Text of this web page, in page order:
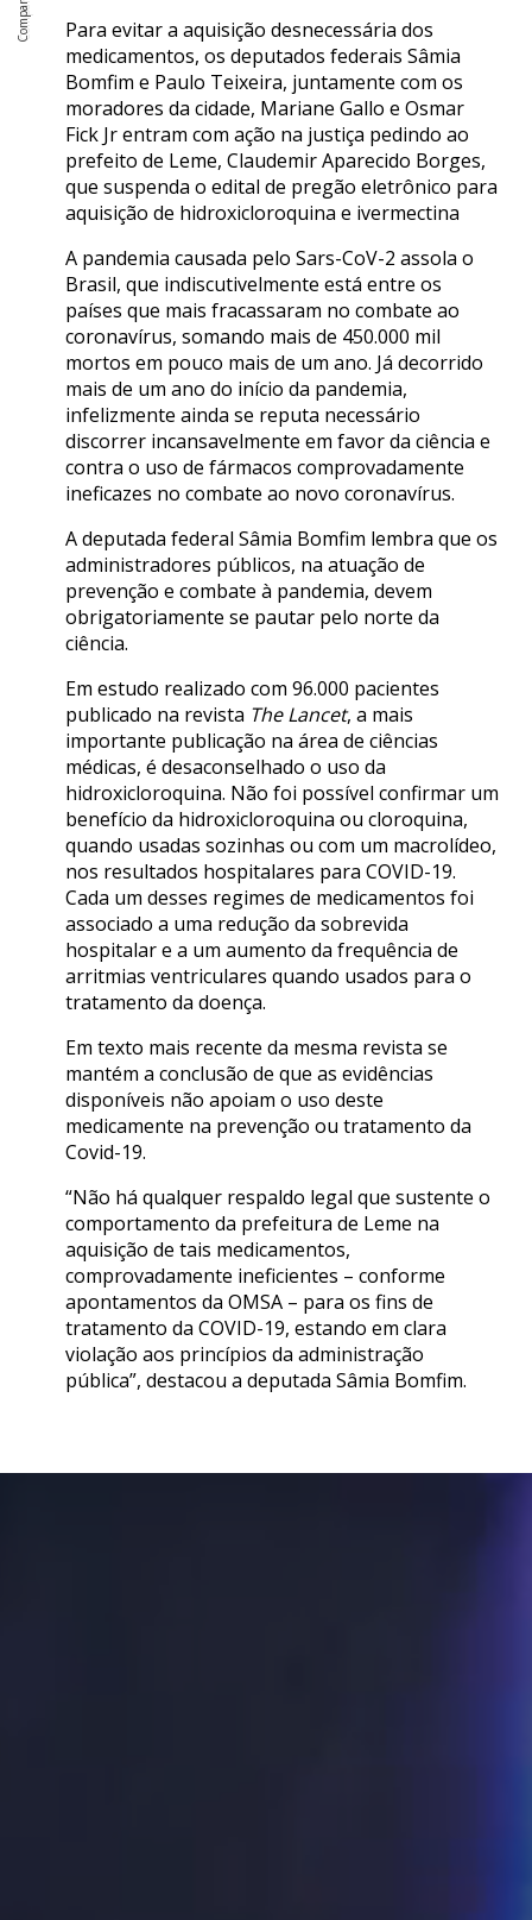
Para evitar a aquisição desnecessária dos
medicamentos, os deputados federais Sâmia
Bomfim e Paulo Teixeira, juntamente com os
moradores da cidade, Mariane Gallo e Osmar
Fick Jr entram com ação na justiça pedindo ao
prefeito de Leme, Claudemir Aparecido Borges,
que suspenda o edital de pregão eletrônico para
aquisição de hidroxicloroquina e ivermectina
A pandemia causada pelo Sars-CoV-2 assola o
Brasil, que indiscutivelmente está entre os
países que mais fracassaram no combate ao
coronavírus, somando mais de 450.000 mil
mortos em pouco mais de um ano. Já decorrido
mais de um ano do início da pandemia,
infelizmente ainda se reputa necessário
discorrer incansavelmente em favor da ciência e
contra o uso de fármacos comprovadamente
ineficazes no combate ao novo coronavírus.
A deputada federal Sâmia Bomfim lembra que os
administradores públicos, na atuação de
prevenção e combate à pandemia, devem
obrigatoriamente se pautar pelo norte da
ciência.
Em estudo realizado com 96.000 pacientes
publicado na revista The Lancet, a mais
importante publicação na área de ciências
médicas, é desaconselhado o uso da
hidroxicloroquina. Não foi possível confirmar um
benefício da hidroxicloroquina ou cloroquina,
quando usadas sozinhas ou com um macrolídeo,
nos resultados hospitalares para COVID-19.
Cada um desses regimes de medicamentos foi
associado a uma redução da sobrevida
hospitalar e a um aumento da frequência de
arritmias ventriculares quando usados para o
tratamento da doença.
Em texto mais recente da mesma revista se
mantém a conclusão de que as evidências
disponíveis não apoiam o uso deste
medicamente na prevenção ou tratamento da
Covid-19.
“Não há qualquer respaldo legal que sustente o
comportamento da prefeitura de Leme na
aquisição de tais medicamentos,
comprovadamente ineficientes – conforme
apontamentos da OMSA – para os fins de
tratamento da COVID-19, estando em clara
violação aos princípios da administração
pública”, destacou a deputada Sâmia Bomfim.